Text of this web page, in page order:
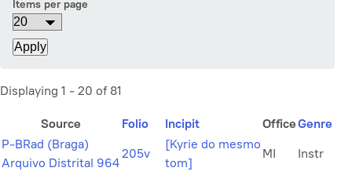
Items per page
Displaying 1 - 20 of 81
Source Folio Incipit OfficeGenre
P-BRad (Braga)
Arquivo Distrital 964
205v
[Kyrie do mesmo
tom]
MI
Instr